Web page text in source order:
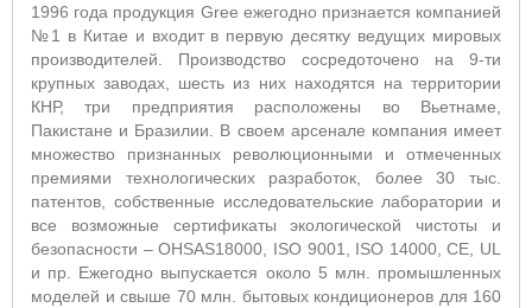
1996 года продукция Gree ежегодно признается компанией
№1 в Китае и входит в первую десятку ведущих мировых
производителей. Производство сосредоточено на 9-ти
крупных заводах, шесть из них находятся на территории
КНР, три предприятия расположены во Вьетнаме,
Пакистане и Бразилии. В своем арсенале компания имеет
множество признанных революционными и отмеченных
премиями технологических разработок, более 30 тыс.
патентов, собственные исследовательские лаборатории и
все возможные сертификаты экологической чистоты и
безопасности – OHSAS18000, ISO 9001, ISO 14000, CE, UL
и пр. Ежегодно выпускается около 5 млн. промышленных
моделей и свыше 70 млн. бытовых кондиционеров для 160